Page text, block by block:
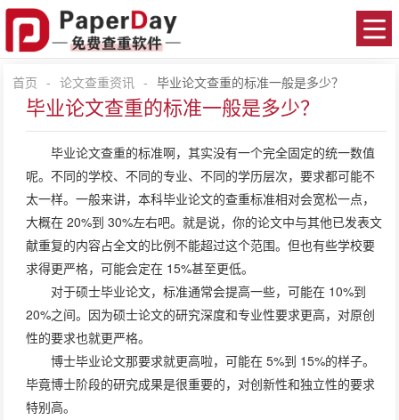
首页 - 论文查重资讯 - 毕业论文查重的标准一般是多少？
毕业论文查重的标准一般是多少？
毕业论文查重的标准啊，其实没有一个完全固定的统一数值
呢。不同的学校、不同的专业、不同的学历层次，要求都可能不
太一样。一般来讲，本科毕业论文的查重标准相对会宽松一点，
大概在 20%到 30%左右吧。就是说，你的论文中与其他已发表文
献重复的内容占全文的比例不能超过这个范围。但也有些学校要
求得更严格，可能会定在 15%甚至更低。
对于硕士毕业论文，标准通常会提高一些，可能在 10%到
20%之间。因为硕士论文的研究深度和专业性要求更高，对原创
性的要求也就更严格。
博士毕业论文那要求就更高啦，可能在 5%到 15%的样子。
毕竟博士阶段的研究成果是很重要的，对创新性和独立性的要求
特别高。